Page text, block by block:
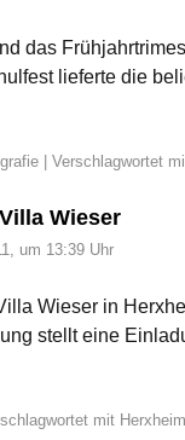
das
lieferte die
Verschlagwortet
Wieser
um 13:39 Uhr
Wieser in
stellt eine
mit Herxheim